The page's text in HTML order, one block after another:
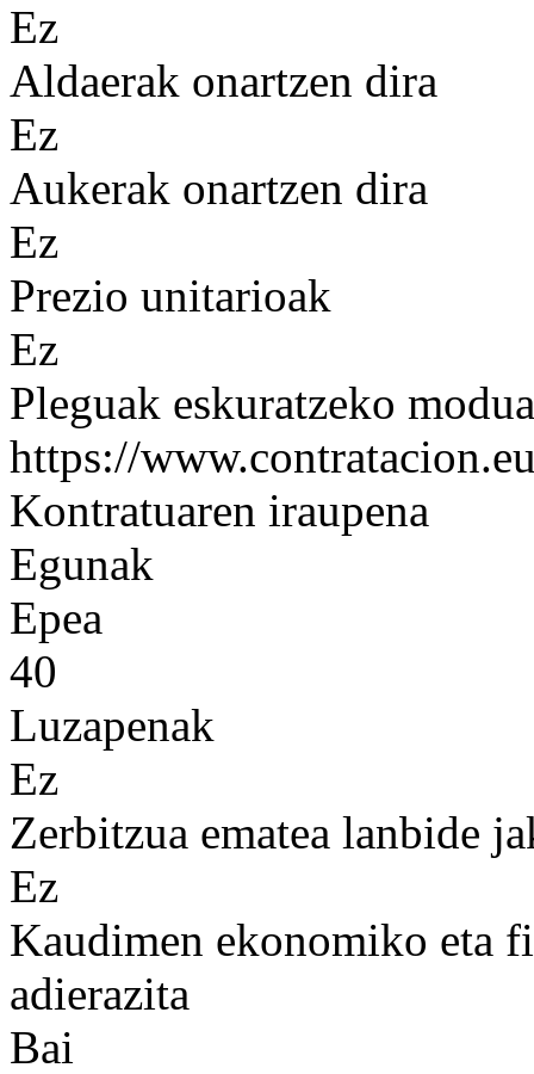
Ez
Aldaerak onartzen dira
Ez
Aukerak onartzen dira
Ez
Prezio unitarioak
Ez
Pleguak eskuratzeko modua
https://
Kontratuaren iraupena
Egunak
Epea
40
Luzapenak
Ez
Zerbitzua ematea lanbide
Ez
Kaudimen ekonomiko eta
adierazita
Bai